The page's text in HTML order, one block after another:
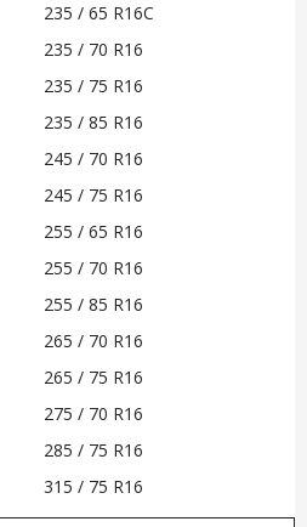
235 / 65 R16C
235 / 70 R16
235 / 75 R16
235 / 85 R16
245 / 70 R16
245 / 75 R16
255 / 65 R16
255 / 70 R16
255 / 85 R16
265 / 70 R16
265 / 75 R16
275 / 70 R16
285 / 75 R16
315 / 75 R16